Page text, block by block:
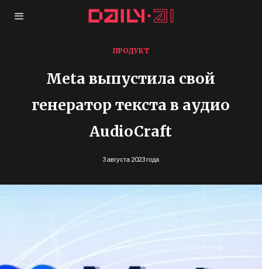
ПРОДУКТ
Meta выпустила свой
генератор текста в аудио
AudioCraft
3 августа 2023 года